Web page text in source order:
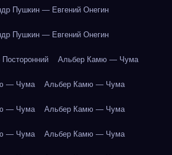
Пушкин — Евгений Онегин
Пушкин — Евгений Онегин
Альбер Камю — Чума
— Чума Альбер Камю — Чума
— Чума Альбер Камю — Чума
— Чума Альбер Камю — Чума